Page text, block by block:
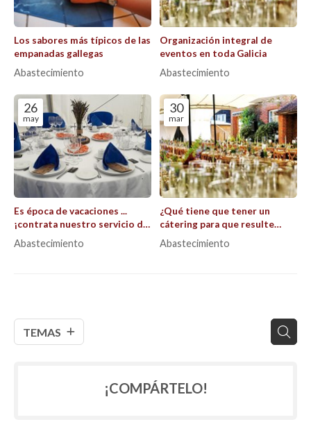
TEMAS
Los sabores más típicos de las
empanadas gallegas
Abastecimiento
Organización integral de
eventos en toda Galicia
Abastecimiento
26
may
Es época de vacaciones ...
¡contrata nuestro servicio de
catering!
Abastecimiento
30
mar
¿Qué tiene que tener un
cátering para que resulte
profesional?
Abastecimiento
¡COMPÁRTELO!